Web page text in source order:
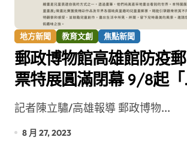
地方新聞 教育文創 焦點新聞
郵政博物館高雄館防疫郵
票特展圓滿閉幕 9/8起「童
真藝趣-世界兒童畫特展」
記者陳立驌/高雄報導 郵政博物...
8 月 27, 2023